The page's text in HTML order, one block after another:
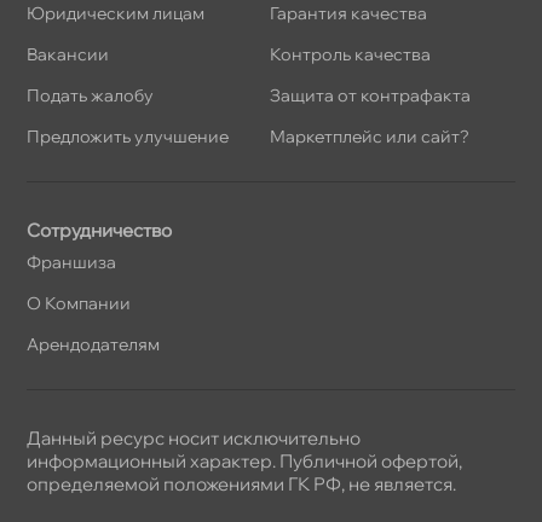
Юридическим лицам
акансии
Подать жалобу
Предложить улучшение
Гарантия качества
Контроль качества
Защита от контрафакта
Маркетплейс или сайт?
Сотрудничество
Франшиза
О Компании
Арендодателям
Данный ресурс носит исключительно
информационный характер. Публичной офертой,
определяемой положениями ГК РФ, не является.